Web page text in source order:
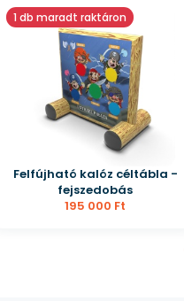
1 db maradt raktáron
Felfújható kalóz céltábla -
fejszedobás
195 000 Ft